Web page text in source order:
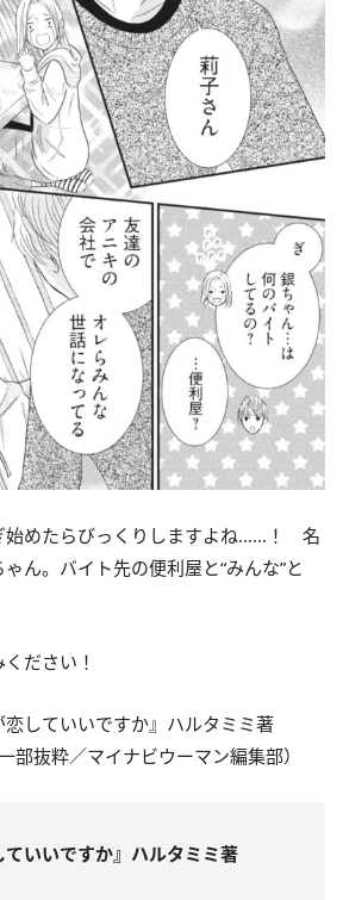
始めたらびっくりしますよね……！ 名
ん。バイト先の便利屋と“みんな”と
ださい！
恋していいですか』ハルタミミ著
部抜粋／マイナビウーマン編集部）
ていいですか』ハルタミミ著